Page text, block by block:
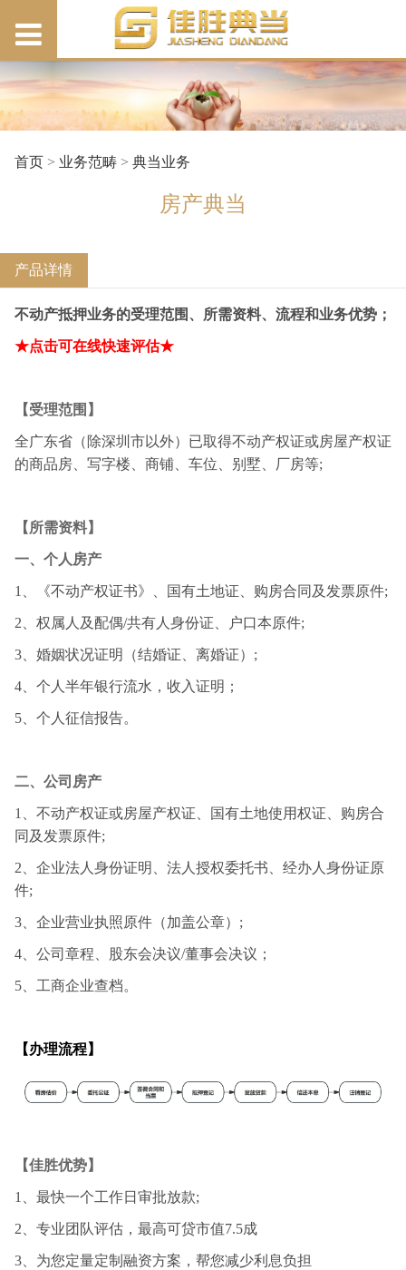
首页> 业务范畴> 典当业务
房产典当
产品详情
不动产抵押业务的受理范围、所需资料、流程和业务优势；
★点击可在线快速评估★
【受理范围】
全广东省（除深圳市以外）已取得不动产权证或房屋产权证
的商品房、写字楼、商铺、车位、别墅、厂房等;
【所需资料】
一、个人房产
1、《不动产权证书》、国有土地证、购房合同及发票原件;
2、权属人及配偶/共有人身份证、户口本原件;
3、婚姻状况证明（结婚证、离婚证）;
4、个人半年银行流水，收入证明；
5、个人征信报告。
二、公司房产
1、不动产权证或房屋产权证、国有土地使用权证、购房合
同及发票原件;
2、企业法人身份证明、法人授权委托书、经办人身份证原
件;
3、企业营业执照原件（加盖公章）;
4、公司章程、股东会决议/董事会决议；
5、工商企业查档。
【办理流程】
【佳胜优势】
1、最快一个工作日审批放款;
2、专业团队评估，最高可贷市值7.5成
3、为您定量定制融资方案，帮您减少利息负担